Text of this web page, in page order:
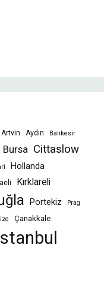
Artvin Aydın Balıkesir
Bursa Cittaslow
Hollanda
Kırklareli
Portekiz Prag
Çanakkale